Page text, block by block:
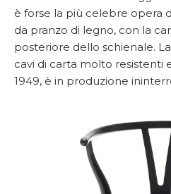
è forse la più celebre opera
da pranzo di legno, con la
posteriore dello schienale.
cavi di carta molto resistenti
1949, è in produzione